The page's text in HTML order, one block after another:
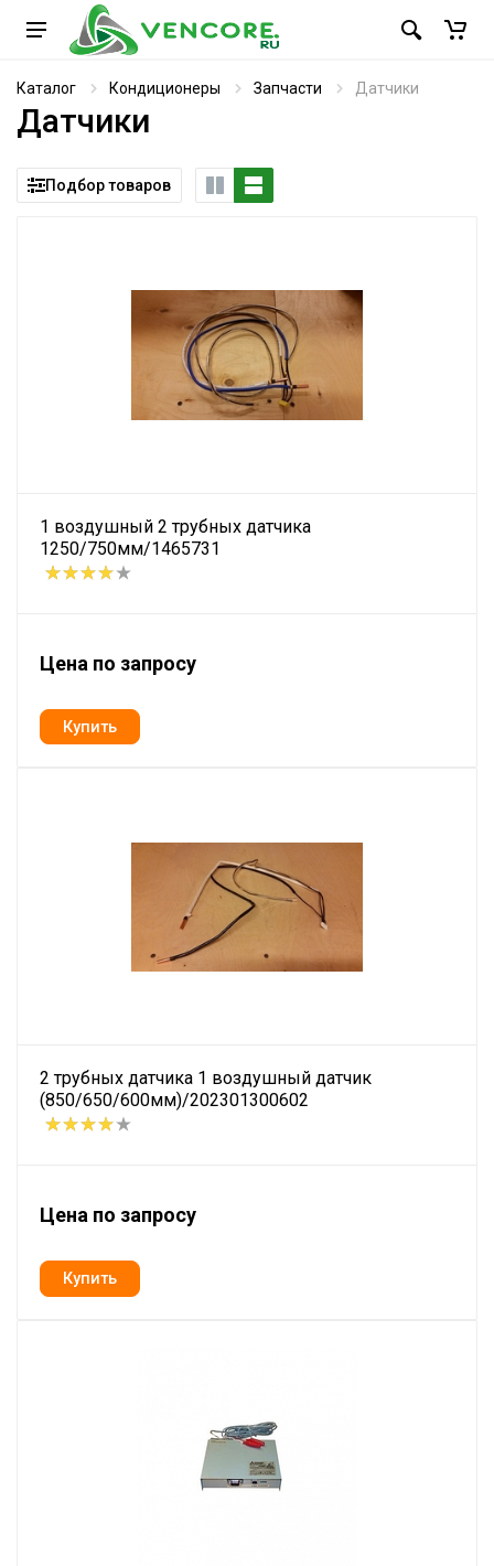
Каталог Кондиционеры Запчасти Датчики
Датчики
Подбор товаров
1 воздушный 2 трубных датчика
1250/750мм/1465731
Цена по запросу
2 трубных датчика 1 воздушный датчик
(850/650/600мм)/202301300602
Цена по запросу